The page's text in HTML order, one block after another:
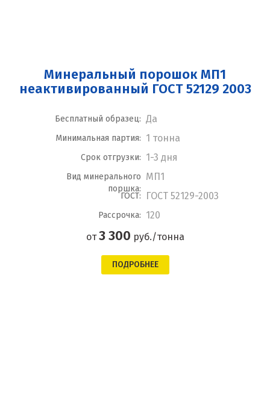
Минеральный порошок МП1
неактивированный ГОСТ 52129 2003
Бесплатный образец: Да
Минимальная партия: 1 тонна
Срок отгрузки: 1-3 дня
Вид минерального
поршка:
МП1
ГОСТ: ГОСТ 52129-2003
Рассрочка: 120
от3 300 руб./тонна
ПОДРОБНЕЕ